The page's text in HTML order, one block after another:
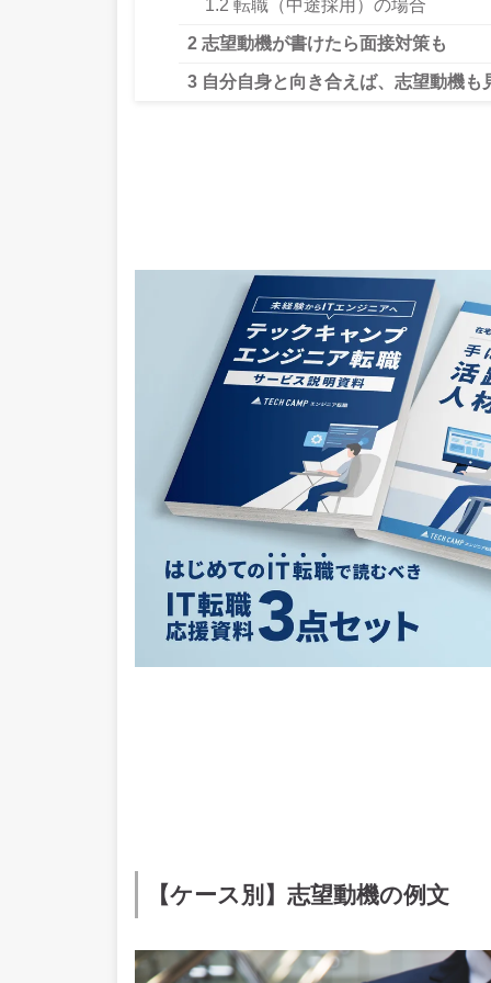
1.2 転職（中途採用）の場合
2 志望動機が書けたら面接対策も
3 自分自身と向き合えば、志望動機も
【ケース別】志望動機の例文